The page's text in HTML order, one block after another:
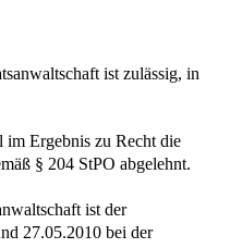
ist zulässig, in
im Ergebnis zu Recht die
§ 204 StPO abgelehnt.
ist der
27.05.2010 bei der